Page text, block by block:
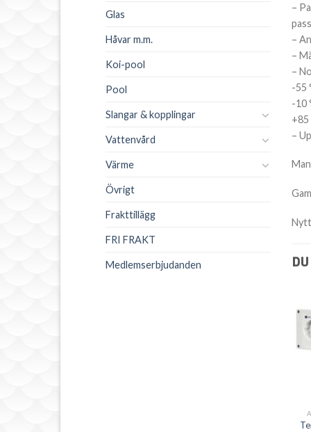
Glas
Håvar m.m.
Koi-pool
Pool
Slangar & kopplingar
Vattenvård
Värme
Övrigt
Frakttillägg
FRI FRAKT
Medlemserbjudanden
–
–
–
–
-55
-10
+85
–